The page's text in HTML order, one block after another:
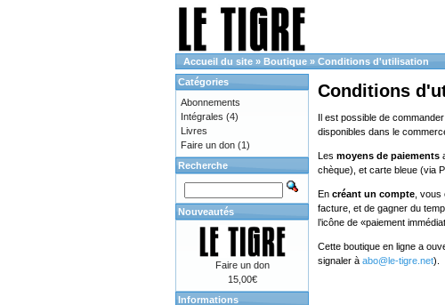
Accueil du site » Boutique » Conditions d'utilisation
Conditions
Il est possible de
disponibles dans le
Les moyens de paiements
chèque), et carte bleue (via
En créant un compte ,
facture, et de gagner du
l’icône de «paiement
Cette boutique en ligne a
signaler à abo@le-tigre.net).
Catégories
Abonnements
Intégrales (4)
Livres
Faire un don (1)
Recherche
Nouveautés
Faire un don
15,00€
Informations